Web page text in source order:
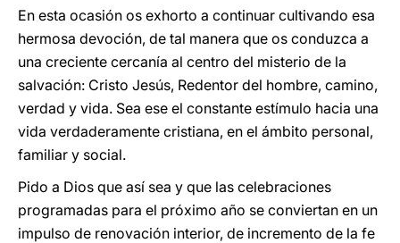
En esta ocasión os exhorto a continuar cultivando esa
hermosa devoción, de tal manera que os conduzca a
una creciente cercanía al centro del misterio de la
salvación: Cristo Jesús, Redentor del hombre, camino,
verdad y vida. Sea ese el constante estímulo hacia una
vida verdaderamente cristiana, en el ámbito personal,
familiar y social.
Pido a Dios que así sea y que las celebraciones
programadas para el próximo año se conviertan en un
impulso de renovación interior, de incremento de la fe